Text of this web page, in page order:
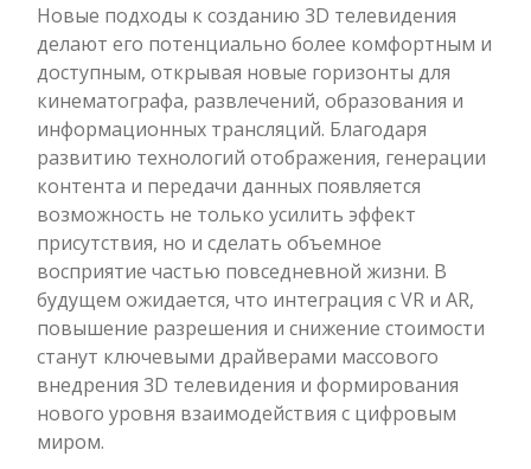
Новые подходы к созданию 3D телевидения
делают его потенциально более комфортным и
доступным, открывая новые горизонты для
кинематографа, развлечений, образования и
информационных трансляций. Благодаря
развитию технологий отображения, генерации
контента и передачи данных появляется
возможность не только усилить эффект
присутствия, но и сделать объемное
восприятие частью повседневной жизни. В
будущем ожидается, что интеграция с VR и AR,
повышение разрешения и снижение стоимости
станут ключевыми драйверами массового
внедрения 3D телевидения и формирования
нового уровня взаимодействия с цифровым
миром.